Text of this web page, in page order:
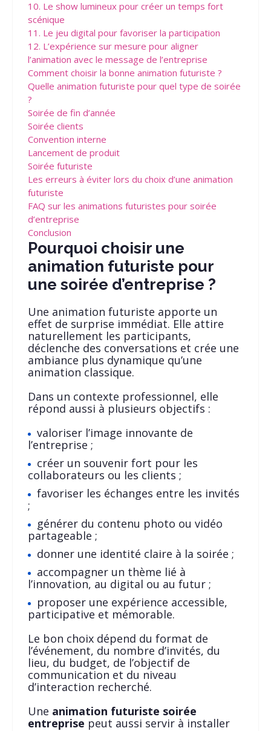
10. Le show lumineux pour créer un temps fort
scénique
11. Le jeu digital pour favoriser la participation
12. L’expérience sur mesure pour aligner
l’animation avec le message de l’entreprise
Comment choisir la bonne animation futuriste ?
Quelle animation futuriste pour quel type de soirée
?
Soirée de fin d’année
Soirée clients
Convention interne
Lancement de produit
Soirée futuriste
Les erreurs à éviter lors du choix d’une animation
futuriste
FAQ sur les animations futuristes pour soirée
d’entreprise
Conclusion
Pourquoi choisir une
animation futuriste pour
une soirée d’entreprise ?
Une animation futuriste apporte un
effet de surprise immédiat. Elle attire
naturellement les participants,
déclenche des conversations et crée une
ambiance plus dynamique qu’une
animation classique.
Dans un contexte professionnel, elle
répond aussi à plusieurs objectifs :
valoriser l’image innovante de
l’entreprise ;
créer un souvenir fort pour les
collaborateurs ou les clients ;
favoriser les échanges entre les invités
;
générer du contenu photo ou vidéo
partageable ;
donner une identité claire à la soirée ;
accompagner un thème lié à
l’innovation, au digital ou au futur ;
proposer une expérience accessible,
participative et mémorable.
Le bon choix dépend du format de
l’événement, du nombre d’invités, du
lieu, du budget, de l’objectif de
communication et du niveau
d’interaction recherché.
Une animation futuriste soirée
entreprise peut aussi servir à installer